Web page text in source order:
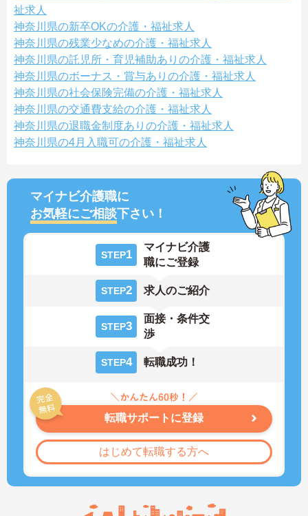
祉求人
神奈川県の新卒OKの介護・福祉求人
神奈川県の残業少なめの介護・福祉求人
神奈川県の託児所・育児補助ありの介護・福祉求人
神奈川県のボーナス・賞与ありの介護・福祉求人
神奈川県の社会保険完備の介護・福祉求人
神奈川県の交通費支給の介護・福祉求人
神奈川県の退職金制度ありの介護・福祉求人
神奈川県の4月入職可の介護・福祉求人
マイナビ介護職に
お気軽にご相談下さい！
STEP1
マイナビ介護
職にご登録
STEP2 求人のご紹介
STEP3
面接・条件交
渉
STEP4 転職成功！
転職サポートに登録
はじめて転職する方へ